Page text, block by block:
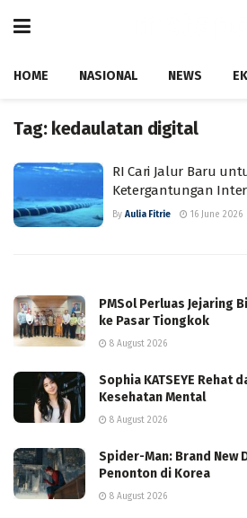
HOME NASIONAL NEWS
Tag: kedaulatan digital
RI Cari Jalur Baru
Ketergantungan
By Aulia Fitrie 16 June 2026
PMSol Perluas Jejaring
ke Pasar Tiongkok
8 August 2026
Sophia KATSEYE Rehat
Kesehatan Mental
8 August 2026
Spider-Man: Brand New
Penonton di Korea
8 August 2026